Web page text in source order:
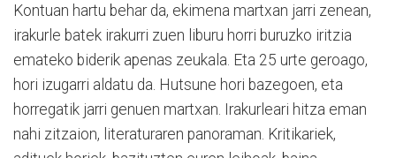
Kontuan hartu behar da, ekimena martxan jarri zenean,
irakurle batek irakurri zuen liburu horri buruzko iritzia
emateko biderik apenas zeukala. Eta 25 urte geroago,
hori izugarri aldatu da. Hutsune hori bazegoen, eta
horregatik jarri genuen martxan. Irakurleari hitza eman
nahi zitzaion, literaturaren panoraman. Kritikariek,